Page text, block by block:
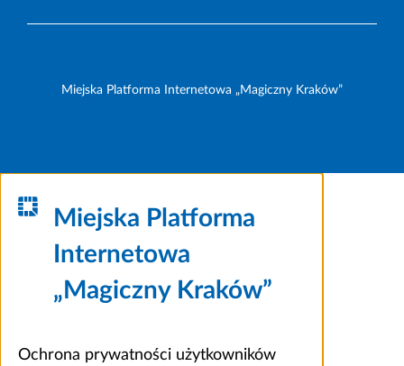
Miejska Platforma Internetowa „Magiczny Kraków”
Miejska Platforma
Internetowa
„Magiczny Kraków”
Ochrona prywatności użytkowników